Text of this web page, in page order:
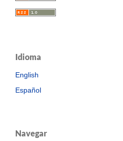
Idioma
English
Español
Navegar